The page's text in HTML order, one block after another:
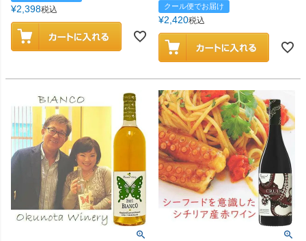
¥2,398税込
クール便でお届け
¥2,420税込